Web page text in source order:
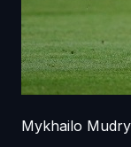
Mykhailo